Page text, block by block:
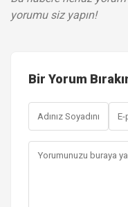
yorumu siz yapın!
Bir Yorum